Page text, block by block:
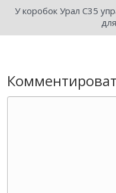
У коробок Урал С35